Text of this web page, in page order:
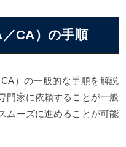
CA）の手順
）の一般的な手順を解説
門家に依頼することが一般
ムーズに進めることが可能